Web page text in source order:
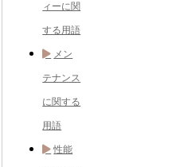
ィーに関
する用語
メン
テナンス
に関する
用語
性能